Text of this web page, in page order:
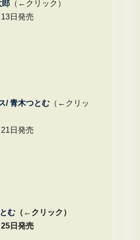
郎（←クリック）
日発売
/ 青木つとむ（←クリッ
日発売
む（←クリック）
日発売